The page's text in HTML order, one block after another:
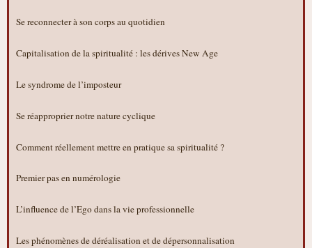
Se reconnecter à son corps au quotidien
Capitalisation de la spiritualité : les dérives New Age
Le syndrome de l’imposteur
Se réapproprier notre nature cyclique
Comment réellement mettre en pratique sa spiritualité ?
Premier pas en numérologie
L’influence de l’Ego dans la vie professionnelle
Les phénomènes de déréalisation et de dépersonnalisation